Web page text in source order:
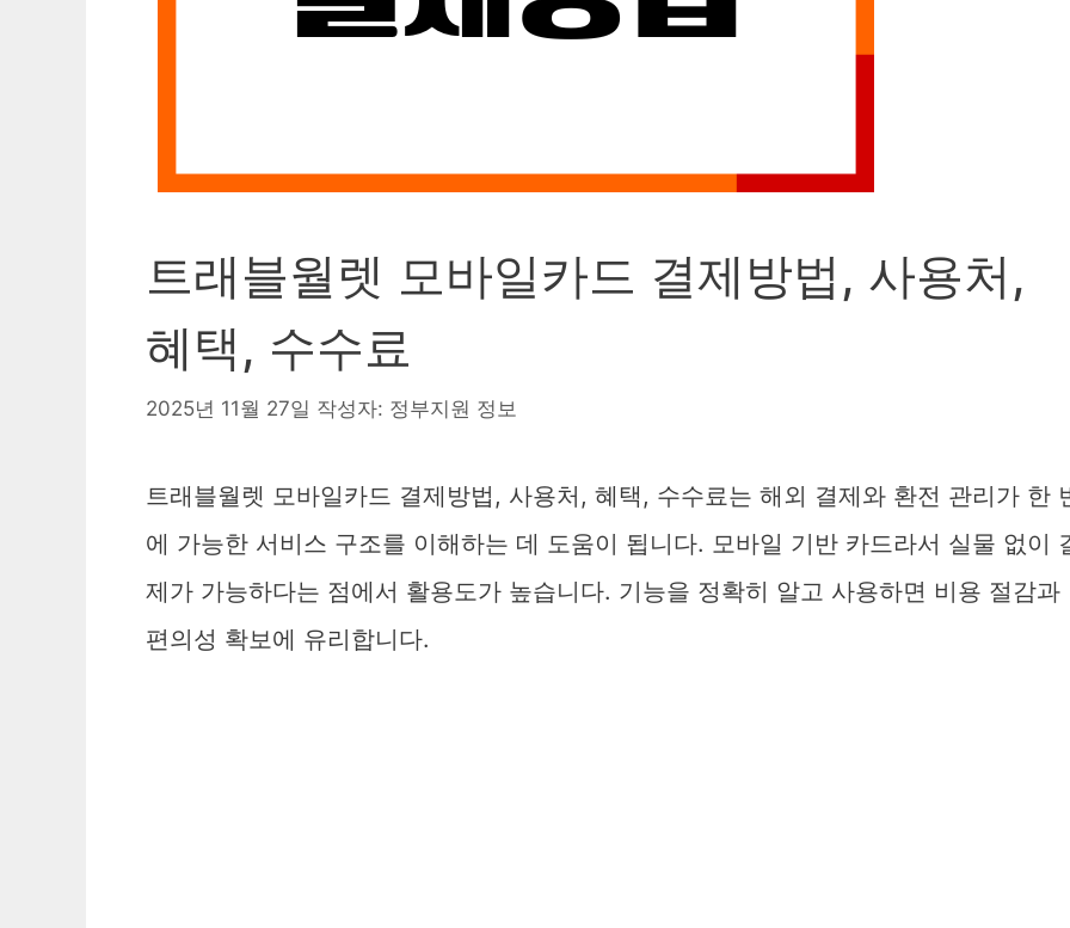
트래블월렛 모바일카드 결제방법, 사용처,
혜택, 수수료
2025년 11월 27일 작성자: 정부지원 정보
트래블월렛 모바일카드 결제방법, 사용처, 혜택, 수수료는 해외 결제와 환전 관리가 한
에 가능한 서비스 구조를 이해하는 데 도움이 됩니다. 모바일 기반 카드라서 실물 없이
제가 가능하다는 점에서 활용도가 높습니다. 기능을 정확히 알고 사용하면 비용 절감과
편의성 확보에 유리합니다.